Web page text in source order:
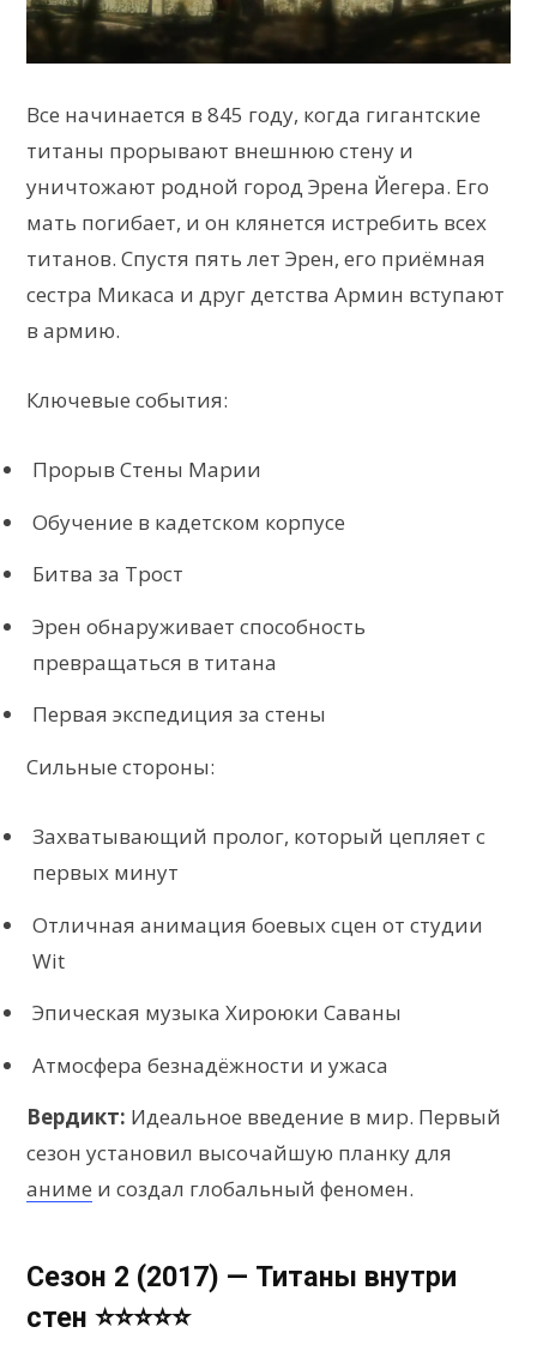
Все начинается в 845 году, когда гигантские
титаны прорывают внешнюю стену и
уничтожают родной город Эрена Йегера. Его
мать погибает, и он клянется истребить всех
титанов. Спустя пять лет Эрен, его приёмная
сестра Микаса и друг детства Армин вступают
в армию.
Ключевые события:
Прорыв Стены Марии
Обучение в кадетском корпусе
Битва за Трост
Эрен обнаруживает способность
превращаться в титана
Первая экспедиция за стены
Сильные стороны:
Захватывающий пролог, который цепляет с
первых минут
Отличная анимация боевых сцен от студии
Wit
Эпическая музыка Хироюки Саваны
Атмосфера безнадёжности и ужаса
Вердикт: Идеальное введение в мир. Первый
сезон установил высочайшую планку для
аниме и создал глобальный феномен.
Сезон 2 (2017) — Титаны внутри
стен ⭐⭐⭐⭐⭐